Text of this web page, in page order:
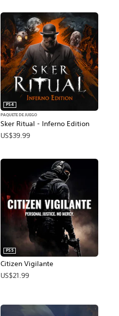
Sker Ritual - Inferno Edition
PS4
PAQUETE DE JUEGO
US$39.99
Citizen Vigilante
PS5
US$21.99